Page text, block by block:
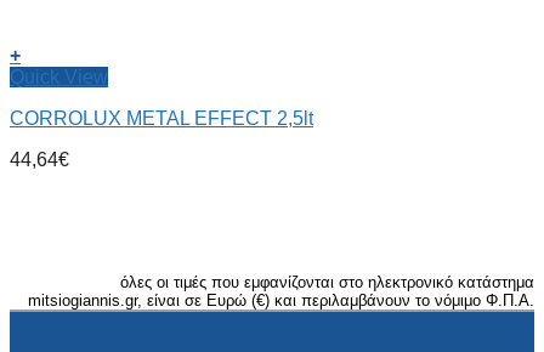
+
Quick View
CORROLUX METAL EFFECT 2,5lt
44,64€
όλες οι τιμές που εμφανίζονται στο ηλεκτρονικό κατάστημα
mitsiogiannis.gr, είναι σε Ευρώ (€) και περιλαμβάνουν το νόμιμο Φ.Π.Α.